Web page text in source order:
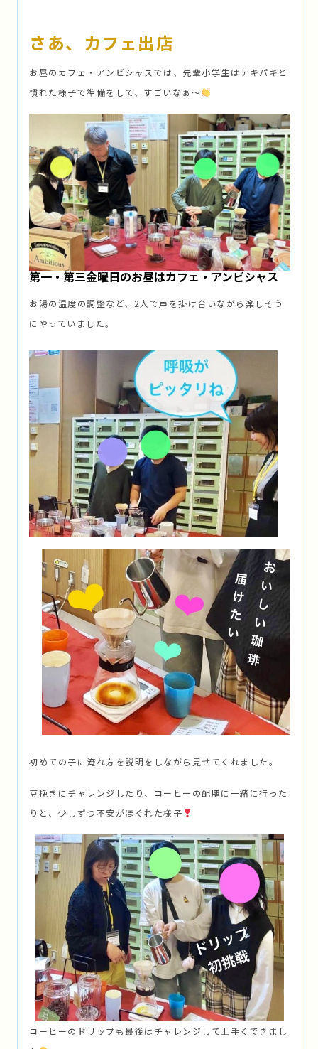
さあ、カフェ出店
お昼のカフェ・アンビシャスでは、先輩小学生はテキパキと
慣れた様子で準備をして、すごいなぁ〜
第一・第三金曜日のお昼はカフェ・アンビシャス
お湯の温度の調整など、2人で声を掛け合いながら楽しそう
にやっていました。
初めての子に淹れ方を説明をしながら見せてくれました。
豆挽きにチャレンジしたり、コーヒーの配膳に一緒に行った
りと、少しずつ不安がほぐれた様子
コーヒーのドリップも最後はチャレンジして上手くできまし